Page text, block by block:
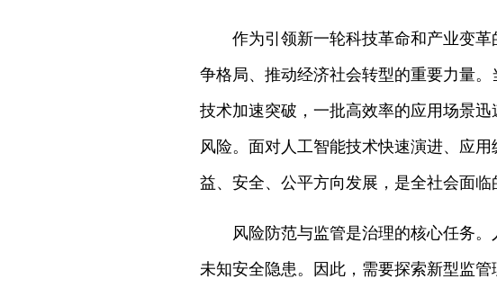
作为引领新一轮科技革命和产业变
争格局、推动经济社会转型的重要力量
技术加速突破，一批高效率的应用场景
风险。面对人工智能技术快速演进、应
益、安全、公平方向发展，是全社会面临
风险防范与监管是治理的核心任务
未知安全隐患。因此，需要探索新型监